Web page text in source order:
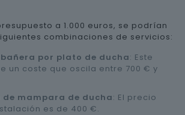
a 1.000 euros, se podrían
combinaciones de servicios:
por plato de ducha: Este
un coste que oscila entre 700 € y
mampara de ducha: El precio
es de 400 €.